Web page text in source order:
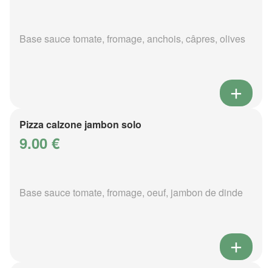
Base sauce tomate, fromage, anchois, câpres, olives
Pizza calzone jambon solo
9.00 €
Base sauce tomate, fromage, oeuf, jambon de dinde